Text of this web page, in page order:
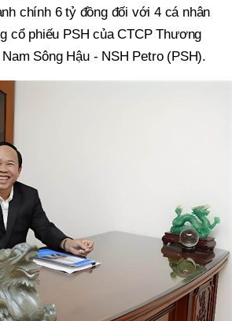
chính 6 tỷ đồng đối với 4 cá nhân
cổ phiếu PSH của CTCP Thương
Sông Hậu - NSH Petro (PSH).